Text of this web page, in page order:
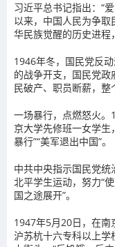
习近平总书记指出：“
以来，中国人民为争
华民族觉醒的历史进程
1946年冬，国民党反
的战争开支，国民党
民破产、职员断薪，整
一场暴行，点燃怒火
京大学先修班一女学生
暴行”“美军退出中国”。
中共中央指示国民党
北平学生运动，努力“
国之途展开”。
1947年5月20日，在南
沪苏杭十六专科以上学